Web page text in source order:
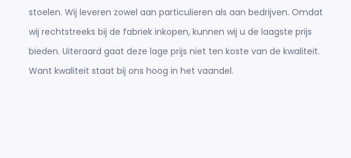
stoelen. Wij leveren zowel aan particulieren als aan bedrijven. Omdat
wij rechtstreeks bij de fabriek inkopen, kunnen wij u de laagste prijs
bieden. Uiteraard gaat deze lage prijs niet ten koste van de kwaliteit.
Want kwaliteit staat bij ons hoog in het vaandel.